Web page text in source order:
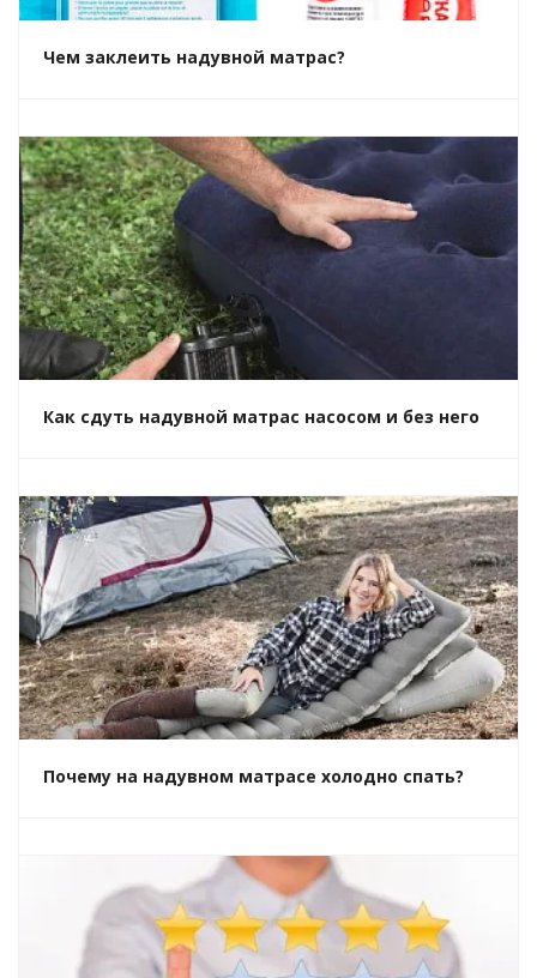
Чем заклеить надувной матрас?
Как сдуть надувной матрас насосом и без него
Почему на надувном матрасе холодно спать?